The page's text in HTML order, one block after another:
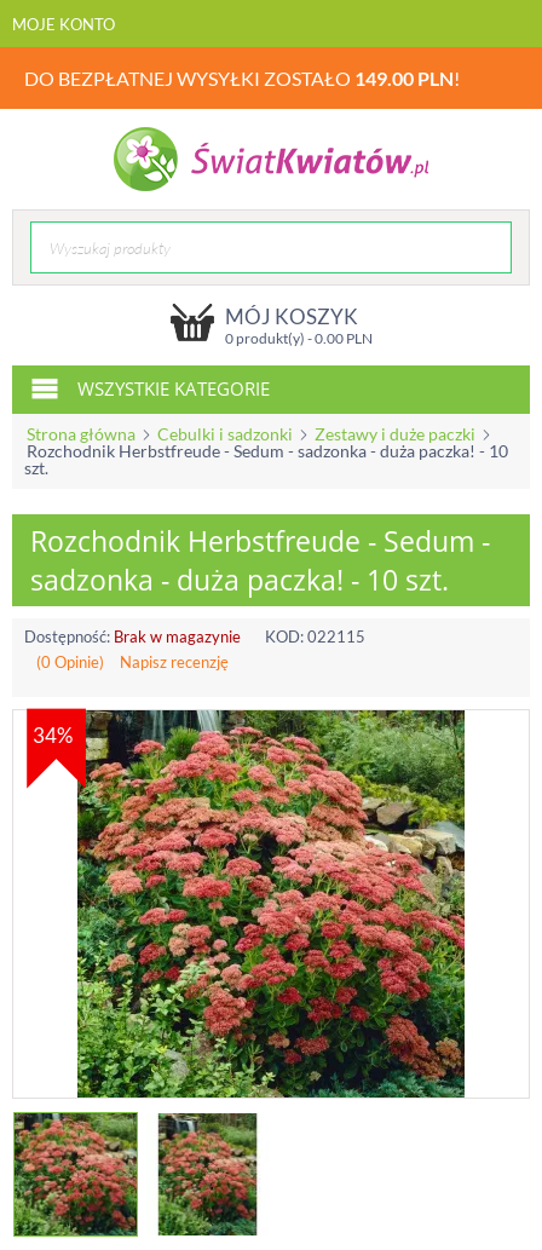
MOJE KONTO
DO BEZPŁATNEJ WYSYŁKI ZOSTAŁO 149.00 PLN!
MÓJ KOSZYK
0 produkt(y) -0.00PLN
WSZYSTKIE KATEGORIE
Strona główna Cebulki i sadzonki
Zestawy i duże paczki
Rozchodnik Herbstfreude - Sedum - sadzonka - duża paczka! - 10
szt.
Rozchodnik Herbstfreude - Sedum -
sadzonka - duża paczka! - 10 szt.
Dostępność: Brak w magazynie KOD:022115
(0 Opinie)
Napisz recenzję
34%